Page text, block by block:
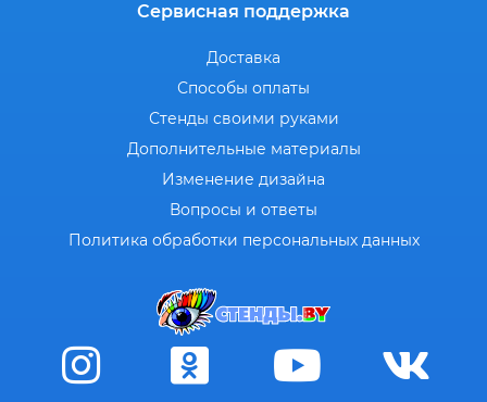
Сервисная поддержка
Доставка
Способы оплаты
Стенды своими руками
Дополнительные материалы
Изменение дизайна
Вопросы и ответы
Политика обработки персональных данных